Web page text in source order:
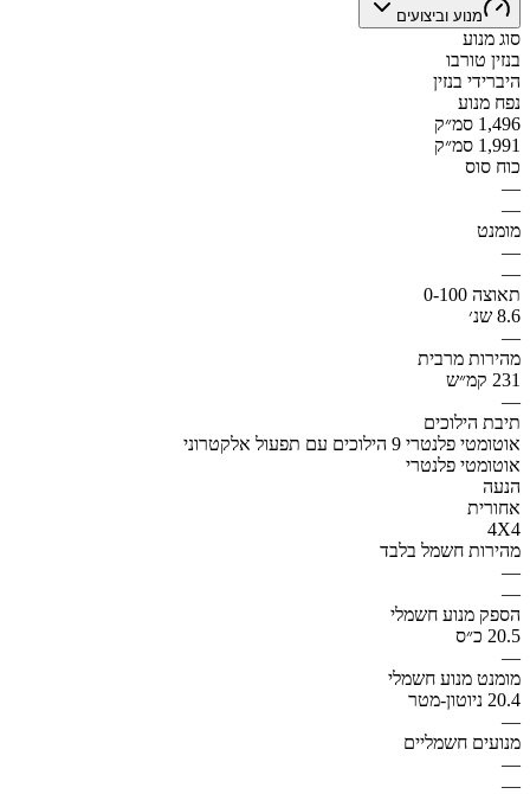
מנוע וביצועים
סוג מנוע
בנזין טורבו
היברידי בנזין
נפח מנוע
1,496 סמ״ק
1,991 סמ״ק
כוח סוס
—
—
מומנט
—
—
תאוצה 0-100
8.6 שנ׳
—
מהירות מרבית
231 קמ״ש
—
תיבת הילוכים
אוטומטי פלנטרי 9 הילוכים עם תפעול אלקטרוני
אוטומטי פלנטרי
הנעה
אחורית
4X4
מהירות חשמל בלבד
—
—
הספק מנוע חשמלי
20.5 כ״ס
—
מומנט מנוע חשמלי
20.4 ניוטון-מטר
—
מנועים חשמליים
—
—